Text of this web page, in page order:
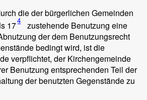
die der bürgerlichen Gemeinden
174
zustehende Benutzung eine
der dem Benutzungsrecht
bedingt wird, ist die
verpflichtet, der Kirchengemeinde
Benutzung entsprechenden Teil der
der benutzten Gegenstände zu